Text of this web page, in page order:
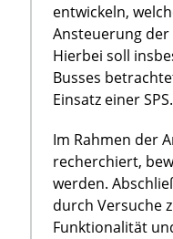
entwickeln,
Ansteuerung
Hierbei soll
Busses
Einsatz einer SPS.
Im Rahmen der
recherchiert,
werden.
durch Versuche
Funktionalität